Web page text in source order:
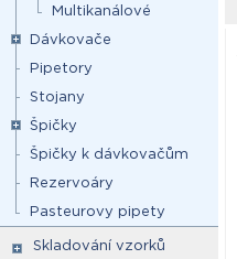
Multikanálové
Dávkovače
Pipetory
Stojany
Špičky
Špičky k dávkovačům
Rezervoáry
Pasteurovy pipety
Skladování vzorků